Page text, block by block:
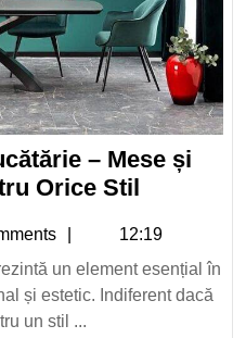
– Mese și
Orice Stil
Bucătărie
–
Mese
12:19
un element esențial în
și estetic. Indiferent dacă
un stil ...